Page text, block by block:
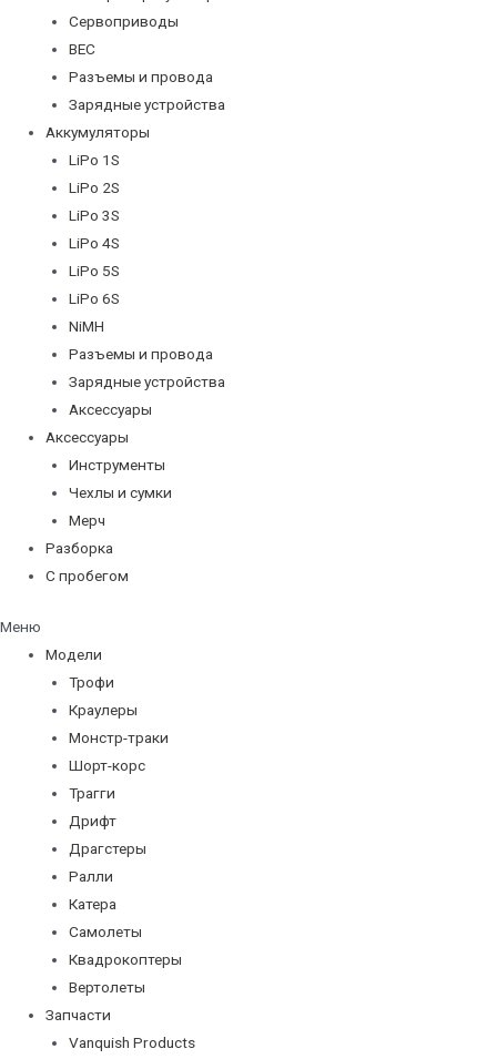
Сервоприводы
BEC
Разъемы и провода
Зарядные устройства
Аккумуляторы
LiPo 1S
LiPo 2S
LiPo 3S
LiPo 4S
LiPo 5S
LiPo 6S
NiMH
Разъемы и провода
Зарядные устройства
Аксессуары
Аксессуары
Инструменты
Чехлы и сумки
Мерч
Разборка
С пробегом
Меню
Модели
Трофи
Краулеры
Монстр-траки
Шорт-корс
Трагги
Дрифт
Драгстеры
Ралли
Катера
Самолеты
Квадрокоптеры
Вертолеты
Запчасти
Vanquish Products